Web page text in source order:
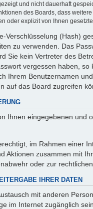
und nicht dauerhaft
des Boards, dass
oder explizit von Ihnen
Verschlüsselung (Hash)
zu verwenden. Das
Sie kein Vertreter des
vergessen haben,
Ihrem Benutzernamen
auf das Board zugreifen
Ihnen eingegebenen
im Rahmen einer
Aktionen zusammen mit
oder zur
IHRER DATEN
mit anderen
im Internet zugänglich